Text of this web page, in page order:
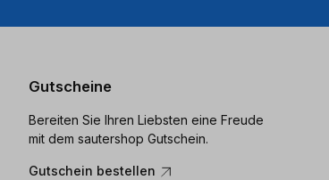
Gutscheine
Bereiten Sie Ihren Liebsten eine Freude
mit dem sautershop Gutschein.
Gutschein bestellen